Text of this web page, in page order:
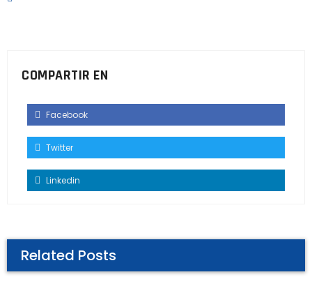
COMPARTIR EN
Facebook
Twitter
Linkedin
Related Posts